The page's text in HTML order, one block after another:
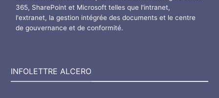
365, SharePoint et Microsoft telles que l'intranet,
l'extranet, la gestion intégrée des documents et le centre
de gouvernance et de conformité.
INFOLETTRE ALCERO